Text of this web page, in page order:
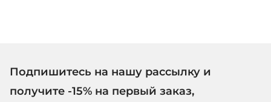
Подпишитесь на нашу рассылку и
получите -15% на первый заказ,